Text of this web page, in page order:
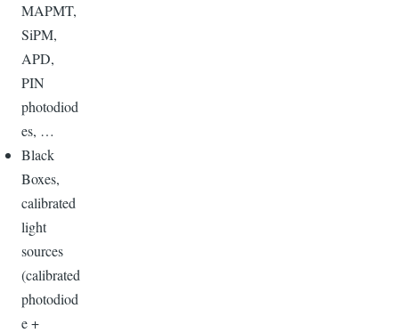
MAPMT,
SiPM,
APD,
PIN
photodiod
es, …
Black
Boxes,
calibrated
light
sources
(calibrated
photodiod
e +